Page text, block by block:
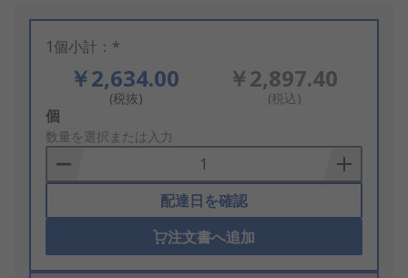
1個小計：*
￥2,634.00
(税抜)
￥2,897.40
(税込)
Add
to
Basket
個
数量を選択または入力
配達日を確認
注文書へ追加